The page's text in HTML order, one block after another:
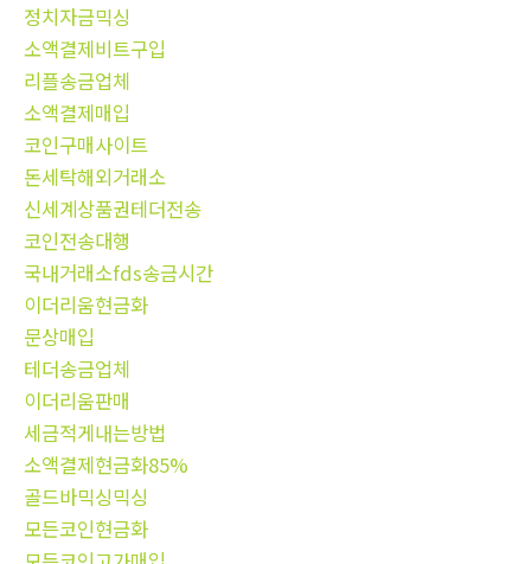
정치자금믹싱
소액결제비트구입
리플송금업체
소액결제매입
코인구매사이트
돈세탁해외거래소
신세계상품권테더전송
코인전송대행
국내거래소fds송금시간
이더리움현금화
문상매입
테더송금업체
이더리움판매
세금적게내는방법
소액결제현금화85%
골드바믹싱믹싱
모든코인현금화